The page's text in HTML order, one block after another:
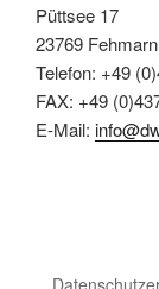
Püttsee 17
23769 Fehmarn
Telefon: +49
FAX: +49
E-Mail: